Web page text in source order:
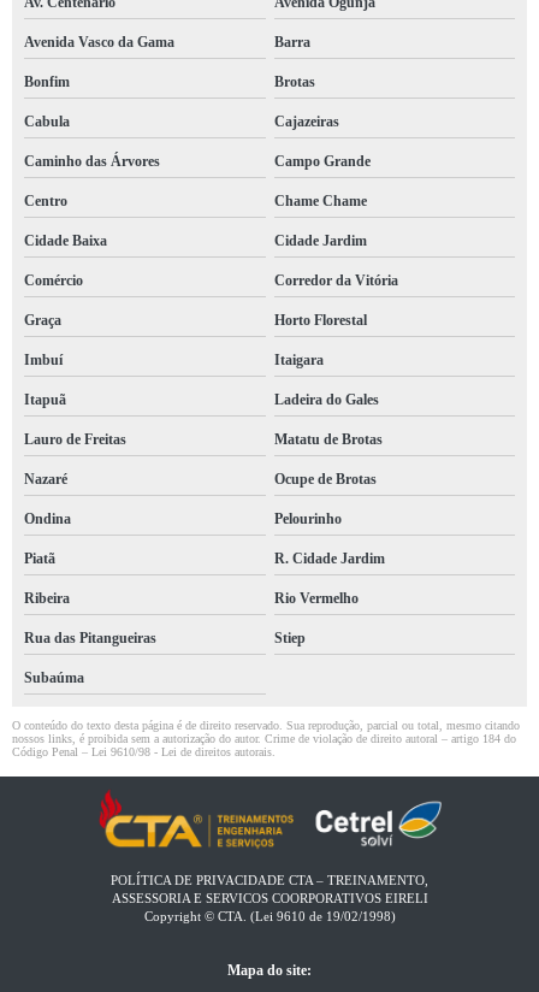
Avenida Vasco da Gama Barra
Bonfim Brotas
Cabula Cajazeiras
Caminho das Árvores Campo Grande
Centro Chame Chame
Cidade Baixa Cidade Jardim
Comércio Corredor da Vitória
Graça Horto Florestal
Imbuí Itaigara
Itapuã Ladeira do Gales
Lauro de Freitas Matatu de Brotas
Nazaré Ocupe de Brotas
Ondina Pelourinho
Piatã R. Cidade Jardim
Ribeira Rio Vermelho
Rua das Pitangueiras Stiep
Subaúma
O conteúdo do texto desta página é de direito reservado. Sua reprodução, parcial ou total, mesmo citando
nossos links, é proibida sem a autorização do autor. Crime de violação de direito autoral – artigo 184 do
Código Penal – Lei 9610/98 - Lei de direitos autorais
POLÍTICA DE PRIVACIDADE CTA – TREINAMENTO,
ASSESSORIA E SERVICOS COORPORATIVOS EIRELI​
Copyright © CTA. (Lei 9610 de 19/02/1998)
Mapa do site: